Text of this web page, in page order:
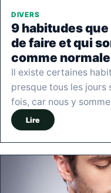
DIVERS
9 habitudes
de faire et qui
comme
Il existe certaines
presque tous les jours
fois, car nous y
Lire